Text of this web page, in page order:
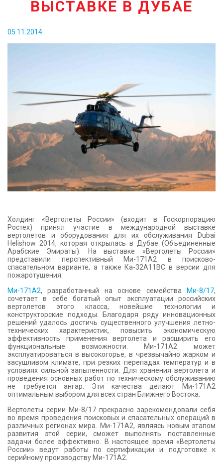
КОНТАКТЫ
ВЫСТАВКЕ В ДУБАЕ
05.11.2014
Холдинг «Вертолеты России» (входит в Госкорпорацию
Ростех) принял участие в международной выставке
вертолетов и оборудования для их обслуживания Dubai
Helishow 2014, которая открылась в Дубае (Объединенные
Арабские Эмираты). На выставке «Вертолеты России»
представили перспективный Ми-171А2 в поисково-
спасательном варианте, а также Ка-32A11BC в версии для
пожаротушения.
Ми-171А2, разработанный на основе семейства Ми-8/17,
сочетает в себе богатый опыт эксплуатации российских
вертолетов этого класса, новейшие технологии и
конструкторские подходы. Благодаря ряду инновационных
решений удалось достичь существенного улучшения летно-
технических характеристик, повысить экономическую
эффективность применения вертолета и расширить его
функциональные возможности. Ми-171А2 может
эксплуатироваться в высокогорье, в чрезвычайно жарком и
засушливом климате, при резких перепадах температур и в
условиях сильной запыленности. Для хранения вертолета и
проведения основных работ по техническому обслуживанию
не требуется ангар. Эти качества делают Ми-171А2
оптимальным выбором для всех стран Ближнего Востока.
Вертолеты серии Ми-8/17 прекрасно зарекомендовали себя
во время проведения поисковых и спасательных операций в
различных регионах мира. Ми-171А2, являясь новым этапом
развития этой серии, сможет выполнять поставленные
задачи более эффективно. В настоящее время «Вертолеты
России» ведут работы по сертификации и подготовке к
серийному производству Ми-171А2.